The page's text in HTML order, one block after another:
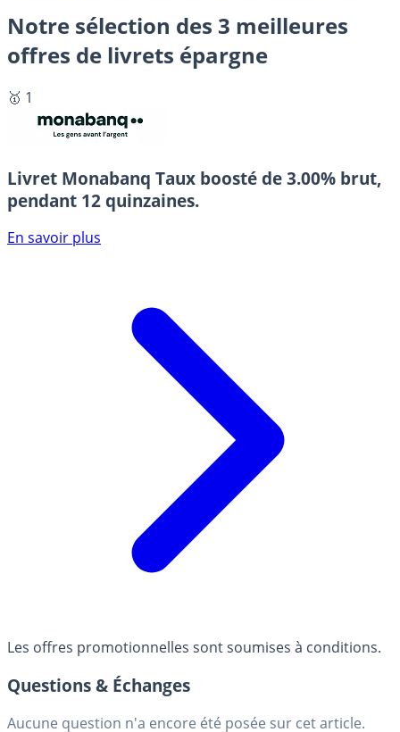
Notre sélection des 3 meilleures
offres de livrets épargne
🥇 1
Livret Monabanq Taux boosté de 3.00% brut,
pendant 12 quinzaines.
En savoir plus
Les offres promotionnelles sont soumises à conditions.
Questions & Échanges
Aucune question n'a encore été posée sur cet article.